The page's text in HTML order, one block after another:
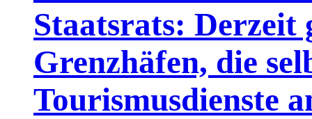
Staatsrats: Derzeit
Grenzhäfen, die
Tourismusdienste